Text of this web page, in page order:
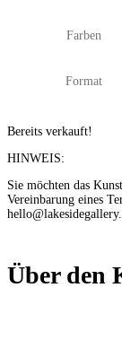
Farben
Format
Bereits verkauft!
HINWEIS:
Sie möchten das
Vereinbarung eines
Über den